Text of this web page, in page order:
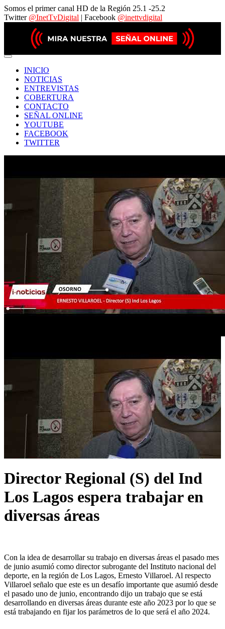
Somos el primer canal HD de la Región 25.1 -25.2
Twitter @InetTvDigital | Facebook @inettvdigital
INICIO
NOTICIAS
ENTREVISTAS
COBERTURA
CONTACTO
SEÑAL ONLINE
YOUTUBE
FACEBOOK
TWITTER
Director Regional (S) del Ind
Los Lagos espera trabajar en
diversas áreas
Con la idea de desarrollar su trabajo en diversas áreas el pasado mes
de junio asumió como director subrogante del Instituto nacional del
deporte, en la región de Los Lagos, Ernesto Villaroel. Al respecto
Villaroel señalo que este es un desafío importante que asumió desde
el pasado uno de junio, encontrando dijo un trabajo que se está
desarrollando en diversas áreas durante este año 2023 por lo que se
está trabajando en fijar los parámetros de lo que será el año 2024.